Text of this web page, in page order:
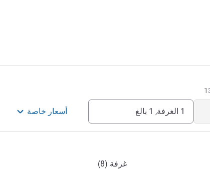
1 الغرفة, 1 بالغ أسعار خاصة
غرفة (8)